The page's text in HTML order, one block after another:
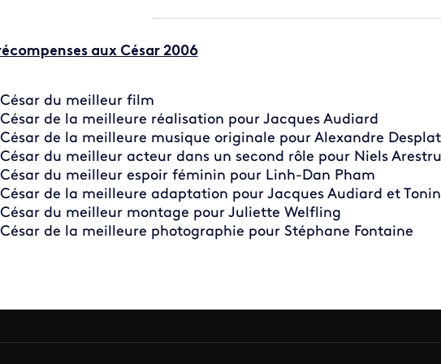
aux César 2006
César du meilleur film
César de la meilleure réalisation pour Jacques Audiard
César de la meilleure musique originale pour Alexandre Desplat
César du meilleur acteur dans un second rôle pour Niels
César du meilleur espoir féminin pour Linh-Dan Pham
César de la meilleure adaptation pour Jacques Audiard et
César du meilleur montage pour Juliette Welfling
César de la meilleure photographie pour Stéphane Fontaine